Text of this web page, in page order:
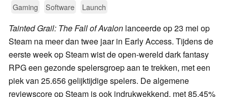
Gaming Software Launch
Tainted Grail: The Fall of Avalon lanceerde op 23 mei op
Steam na meer dan twee jaar in Early Access. Tijdens de
eerste week op Steam wist de open-wereld dark fantasy
RPG een gezonde spelersgroep aan te trekken, met een
piek van 25.656 gelijktijdige spelers. De algemene
reviewscore op Steam is ook indrukwekkend, met 85,45%